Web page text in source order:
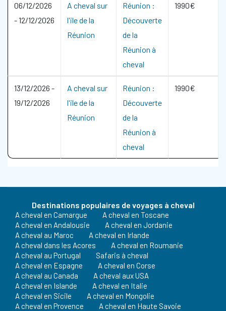
06/12/2026
-12/12/2026
A cheval sur
l'ile de la
Réunion
Réunion :
Découverte
de la
Réunion à
cheval
1990€
13/12/2026 -
19/12/2026
A cheval sur
l'ile de la
Réunion
Réunion :
Découverte
de la
Réunion à
cheval
1990€
Destinations populaires de voyages à cheval
A cheval en Camargue
A cheval en Toscane
A cheval en Andalousie
A cheval en Jordanie
A cheval au Maroc
A cheval en Irlande
A cheval dans les Acores
A cheval en Roumanie
A cheval au Portugal
Safaris à cheval
A cheval en Espagne
A cheval en Corse
A cheval au Canada
A cheval aux USA
A cheval en Islande
A cheval en Italie
A cheval en Sicile
A cheval en Mongolie
A cheval en Provence
A cheval en Haute Savoie